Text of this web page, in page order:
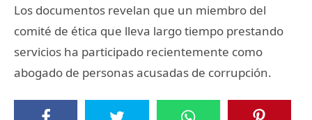
Los documentos revelan que un miembro del
comité de ética que lleva largo tiempo prestando
servicios ha participado recientemente como
abogado de personas acusadas de corrupción.